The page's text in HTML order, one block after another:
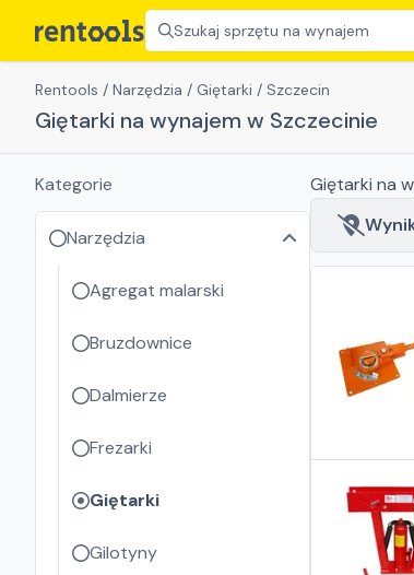
Szukaj sprzętu na wynajem
Rentools / Narzędzia / Giętarki / Szczecin
Giętarki na wynajem w Szczecinie
Giętarki na
Kategorie
Narzędzia
Agregat malarski
Bruzdownice
Dalmierze
Frezarki
Giętarki
Gilotyny